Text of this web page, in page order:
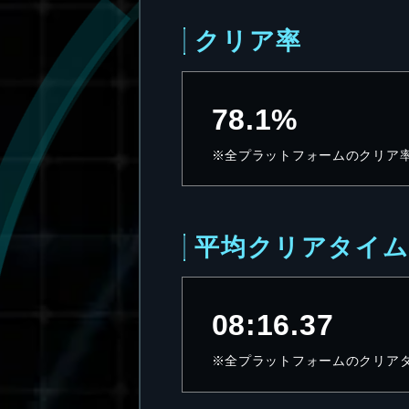
クリア率
78.1%
※全プラットフォームのクリア
平均クリアタイム
08:16.37
※全プラットフォームのクリア